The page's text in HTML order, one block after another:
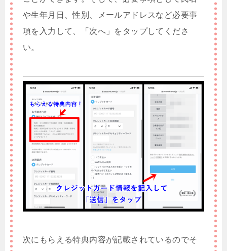
や生年月日、性別、メールアドレスなど必要事
項を入力して、「次へ」をタップしてくださ
い。
次にもらえる特典内容が記載されているのでそ